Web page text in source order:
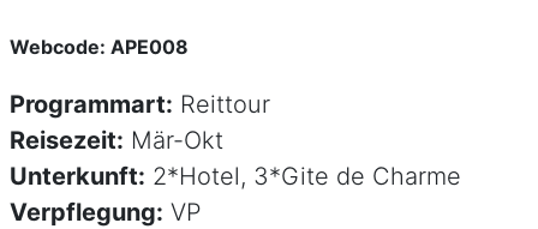
Webcode: APE008
Programmart: Reittour
Reisezeit: Mär-Okt
Unterkunft: 2*Hotel, 3*Gite de Charme
Verpflegung: VP